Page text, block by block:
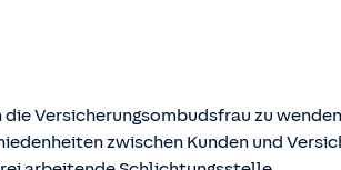
Versicherungsombudsfrau zu
zwischen Kunden und